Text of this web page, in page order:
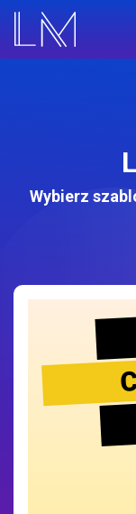
Wybierz